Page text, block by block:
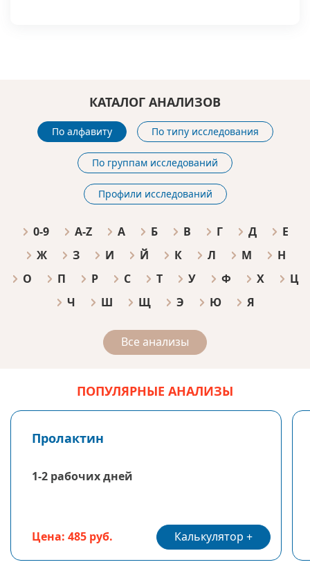
КАТАЛОГ АНАЛИЗОВ
По алфавиту По типу исследования
По группам исследований
Профили исследований
0-9 A-Z А Б В Г Д
Е
Ж
З И Й К Л М
Н
О
П Р С Т У Ф Х
Ц
Ч
Ш Щ Э Ю Я
Все анализы
ПОПУЛЯРНЫЕ АНАЛИЗЫ
Пролактин
1-2 рабочих дней
Цена: 485 руб. Калькулятор